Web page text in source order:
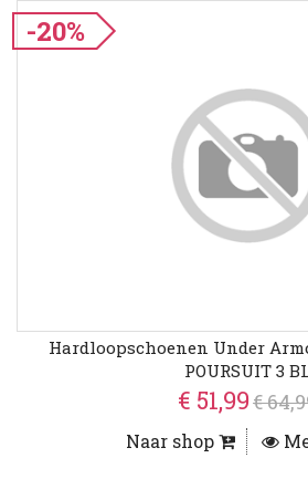
-20%
Hardloopschoenen Under
POURSUIT 3
€ 51,99€
Naar shop